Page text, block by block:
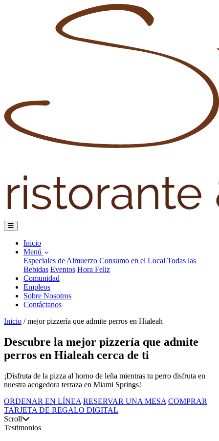
Inicio
Menú
Especiales de Almuerzo Consumo en el Local Todas las
Bebidas Eventos Hora Feliz
Comunidad
Empleos
Sobre Nosotros
Contáctanos
Inicio / mejor pizzería que admite perros en Hialeah
Descubre la mejor pizzería que admite
perros en Hialeah cerca de ti
¡Disfruta de la pizza al horno de leña mientras tu perro disfruta en
nuestra acogedora terraza en Miami Springs!
ORDENAR EN LÍNEA RESERVAR UNA MESA COMPRAR
TARJETA DE REGALO DIGITAL
Scroll
Testimonios